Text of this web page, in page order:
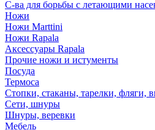
С-ва для борьбы с летающими
Ножи
Ножи Marttini
Ножи Rapala
Аксессуары Rapala
Прочие ножи и истументы
Посуда
Термоса
Стопки, стаканы, тарелки, фляги,
Сети, шнуры
Шнуры, веревки
Мебель